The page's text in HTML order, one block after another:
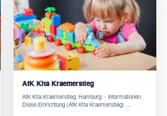
AfK Kita Kraemerstieg
AfK Kita Kraemerstieg, Hamburg - Informationen
Diese Einrichtung (AfK Kita Kraemerstieg) …